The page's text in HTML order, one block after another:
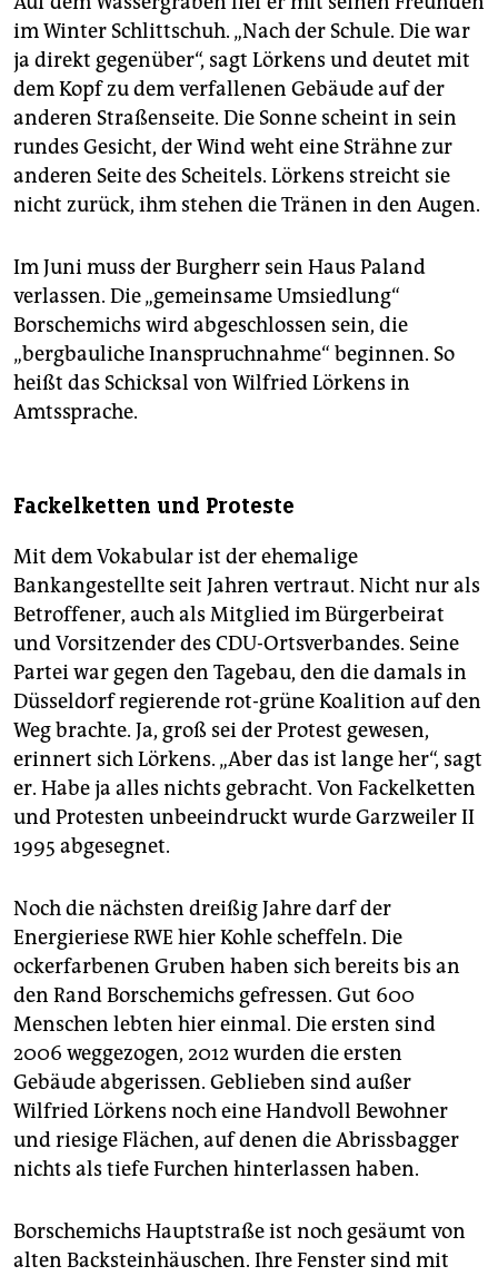
im Winter Schlittschuh. „Nach der Schule. Die war
ja direkt gegenüber“, sagt Lörkens und deutet mit
dem Kopf zu dem verfallenen Gebäude auf der
anderen Straßenseite. Die Sonne scheint in sein
rundes Gesicht, der Wind weht eine Strähne zur
anderen Seite des Scheitels. Lörkens streicht sie
nicht zurück, ihm stehen die Tränen in den Augen.
Im Juni muss der Burgherr sein Haus Paland
verlassen. Die „gemeinsame Umsiedlung“
Borschemichs wird abgeschlossen sein, die
„bergbauliche Inanspruchnahme“ beginnen. So
heißt das Schicksal von Wilfried Lörkens in
Amtssprache.
Fackelketten und Proteste
Mit dem Vokabular ist der ehemalige
Bankangestellte seit Jahren vertraut. Nicht nur als
Betroffener, auch als Mitglied im Bürgerbeirat
und Vorsitzender des CDU-Ortsverbandes. Seine
Partei war gegen den Tagebau, den die damals in
Düsseldorf regierende rot-grüne Koalition auf den
Weg brachte. Ja, groß sei der Protest gewesen,
erinnert sich Lörkens. „Aber das ist lange her“, sagt
er. Habe ja alles nichts gebracht. Von Fackelketten
und Protesten unbeeindruckt wurde Garzweiler II
1995 abgesegnet.
Noch die nächsten dreißig Jahre darf der
Energieriese RWE hier Kohle scheffeln. Die
ockerfarbenen Gruben haben sich bereits bis an
den Rand Borschemichs gefressen. Gut 600
Menschen lebten hier einmal. Die ersten sind
2006 weggezogen, 2012 wurden die ersten
Gebäude abgerissen. Geblieben sind außer
Wilfried Lörkens noch eine Handvoll Bewohner
und riesige Flächen, auf denen die Abrissbagger
nichts als tiefe Furchen hinterlassen haben.
Borschemichs Hauptstraße ist noch gesäumt von
alten Backsteinhäuschen. Ihre Fenster sind mit